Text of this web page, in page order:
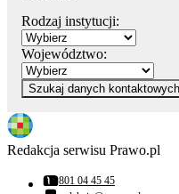
Rodzaj instytucji:
Województwo:
Szukaj danych kontaktowych
Redakcja serwisu Prawo.pl
Numer telefonu:
801 04 45 45